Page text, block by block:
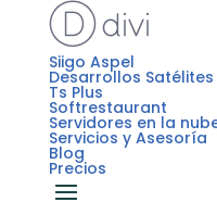
Siigo Aspel
Desarrollos Satélites
Ts Plus
Softrestaurant
Servidores en la
Servicios y Asesoría
Blog
Precios